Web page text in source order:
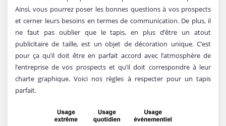
Ainsi, vous pourrez poser les bonnes questions à vos prospects
et cerner leurs besoins en termes de communication. De plus, il
ne faut pas oublier que le tapis, en plus d’être un atout
publicitaire de taille, est un objet de décoration unique. C’est
pour ça qu’il doit être en parfait accord avec l’atmosphère de
l’entreprise de vos prospects et qu’il doit correspondre à leur
charte graphique. Voici nos règles à respecter pour un tapis
parfait.